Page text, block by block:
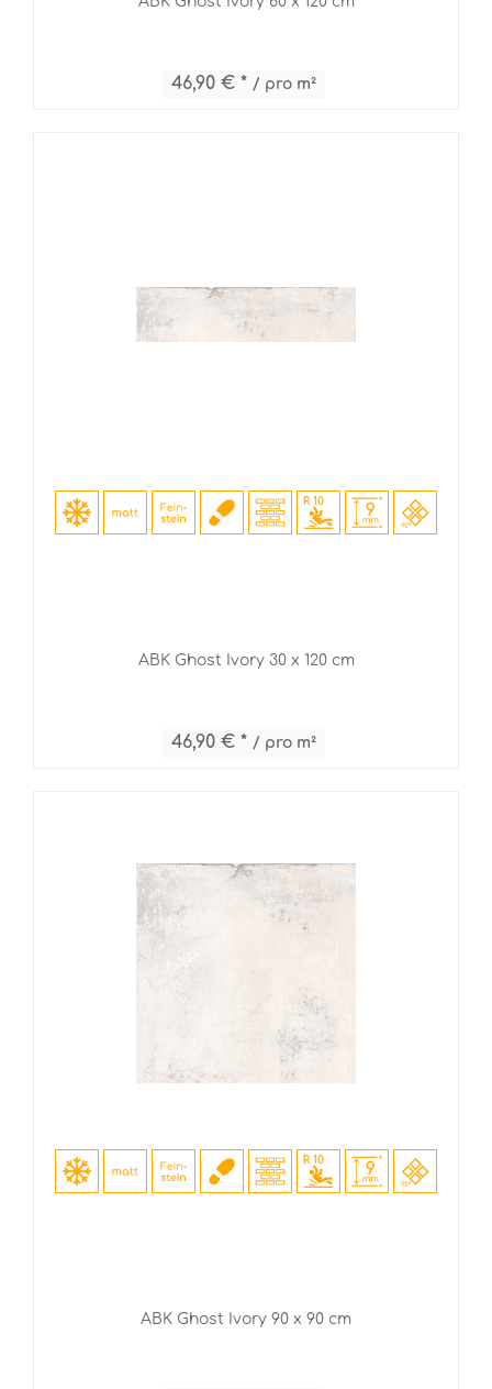
46,90 € * / pro m²
ABK Ghost Ivory 30 x 120 cm
46,90 € * / pro m²
ABK Ghost Ivory 90 x 90 cm